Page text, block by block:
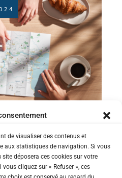
de visualiser des contenus et
aux statistiques de navigation. Si vous
site déposera ces cookies sur votre
cliquez sur « Refuser », ces
DE LA RESSOURCE
/
FORMATION /SMMAR